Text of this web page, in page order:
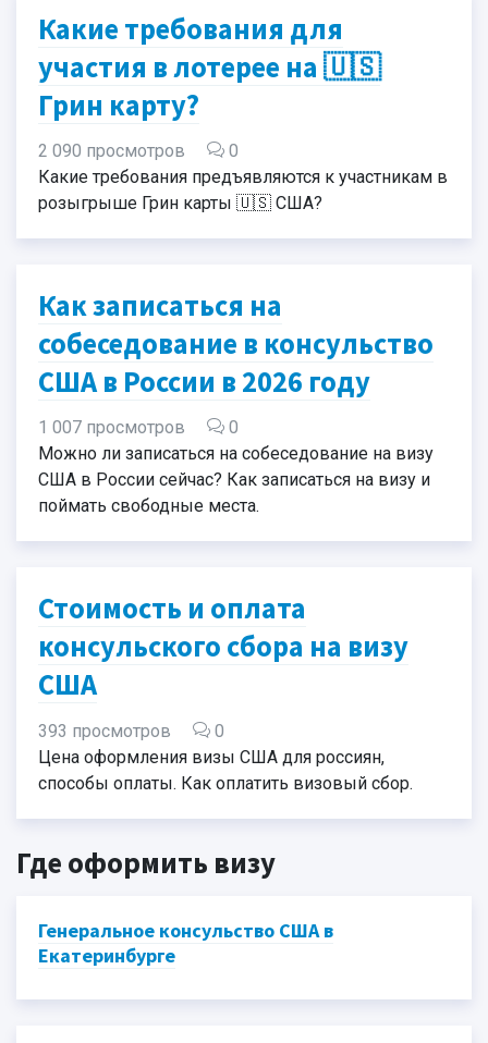
Какие требования для
участия в лотерее на 🇺🇸
Грин карту?
2 090 просмотров
0
Какие требования предъявляются к участникам в
розыгрыше Грин карты 🇺🇸 США?
Как записаться на
собеседование в консульство
США в России в 2026 году
1 007 просмотров
0
Можно ли записаться на собеседование на визу
США в России сейчас? Как записаться на визу и
поймать свободные места.
Стоимость и оплата
консульского сбора на визу
США
393 просмотров
0
Цена оформления визы США для россиян,
способы оплаты. Как оплатить визовый сбор.
Где оформить визу
Генеральное консульство США в
Екатеринбурге